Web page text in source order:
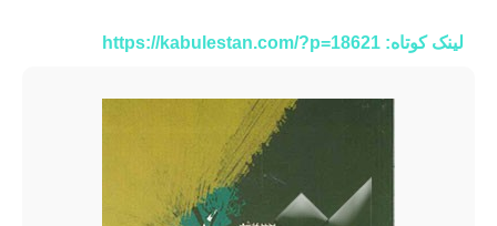
لینک کوتاه: https://kabulestan.com/?p=18621